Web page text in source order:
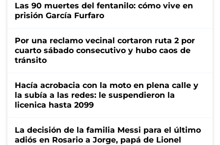
Las 90 muertes del fentanilo: cómo vive en
prisión García Furfaro
Por una reclamo vecinal cortaron ruta 2 por
cuarto sábado consecutivo y hubo caos de
tránsito
Hacía acrobacia con la moto en plena calle y
la subía a las redes: le suspendieron la
licenica hasta 2099
La decisión de la familia Messi para el último
adiós en Rosario a Jorge, papá de Lionel